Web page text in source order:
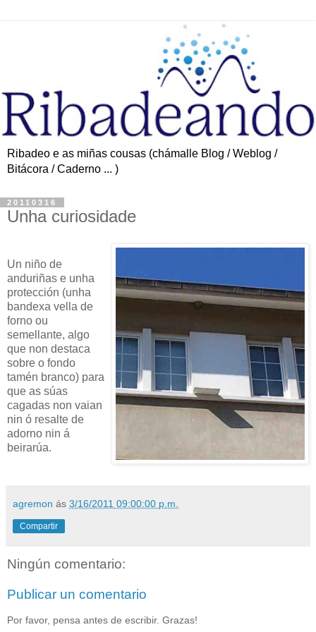
Ribadeo e as miñas cousas (chámalle Blog / Weblog /
Bitácora / Caderno ... )
20110316
Unha curiosidade
Un niño de
anduriñas e unha
protección (unha
bandexa vella de
forno ou
semellante, algo
que non destaca
sobre o fondo
tamén branco) para
que as súas
cagadas non vaian
nin ó resalte de
adorno nin á
beirarúa.
agremon ás 3/16/2011 09:00:00 p.m.
Compartir
Ningún comentario:
Publicar un comentario
Por favor, pensa antes de escribir. Grazas!